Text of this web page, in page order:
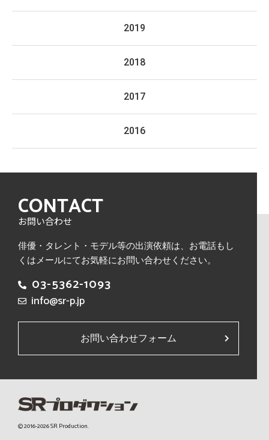
2019
2018
2017
2016
CONTACT
お問い合わせ
俳優・タレント・モデル等の出演依頼は、 お電話もし
くはメールにてお気軽にお問い合わせください。
03-5362-1093
info@sr-p.jp
お問い合わせフォーム
© 2016-2026 SR Production.